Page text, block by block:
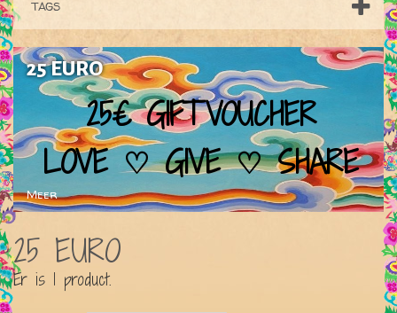
TAGS
25 EURO
25€ GIFTVOUCHER
LOVE ♡ GIVE ♡ SHARE
Meer
25 EURO
Er is 1 product.